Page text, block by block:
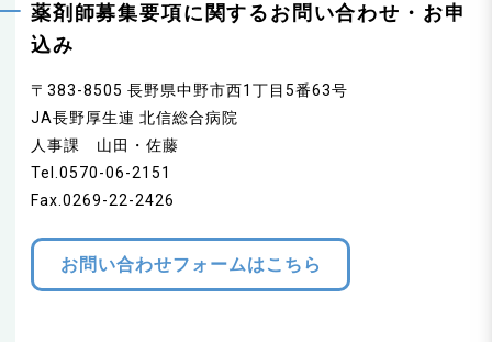
薬剤師募集要項に関するお問い合わせ・お申
込み
〒383-8505 長野県中野市西1丁目5番63号
JA長野厚生連 北信総合病院
人事課 山田・佐藤
Tel.0570-06-2151
Fax.0269-22-2426
お問い合わせフォームはこちら